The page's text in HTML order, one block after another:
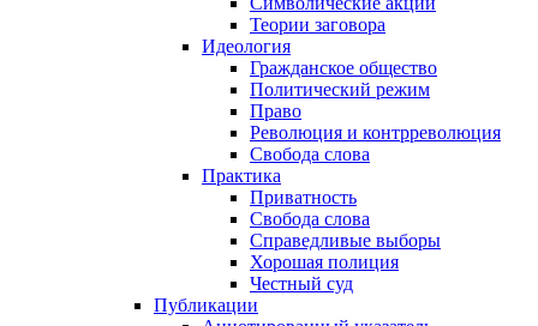
Теории заговора
Идеология
Гражданское общество
Политический режим
Право
Революция и контрреволюция
Свобода слова
Практика
Приватность
Свобода слова
Справедливые выборы
Хорошая полиция
Честный суд
Публикации